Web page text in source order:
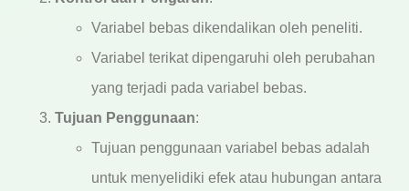
Variabel bebas dikendalikan oleh peneliti.
Variabel terikat dipengaruhi oleh perubahan
yang terjadi pada variabel bebas.
Tujuan Penggunaan:
Tujuan penggunaan variabel bebas adalah
untuk menyelidiki efek atau hubungan antara